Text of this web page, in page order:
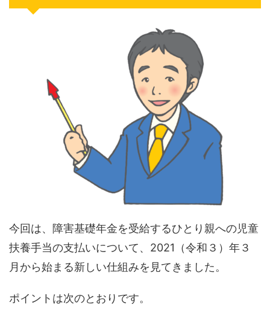
今回は、障害基礎年金を受給するひとり親への児童
扶養手当の支払いについて、2021（令和３）年３
月から始まる新しい仕組みを見てきました。
ポイントは次のとおりです。